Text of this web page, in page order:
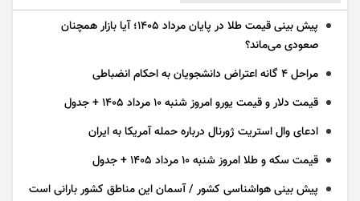
پیش بینی قیمت طلا در پایان مرداد 1405؛ آیا بازار همچنان
صعودی می‌ماند؟
مراحل ۴ گانه اعتراض دانشجویان به احکام انضباطی
قیمت دلار و قیمت یورو امروز شنبه ۱۰ مرداد ۱۴۰۵ + جدول
ادعای وال استریت ژورنال درباره حمله آمریکا به ایران
قیمت سکه و طلا امروز شنبه ۱۰ مرداد ۱۴۰۵ + جدول
پیش بینی هواشناسی کشور / آسمان این مناطق کشور بارانی است